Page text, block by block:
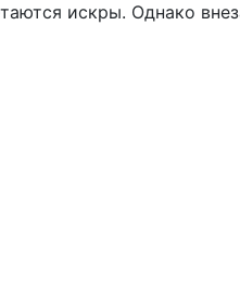
искры. Однако